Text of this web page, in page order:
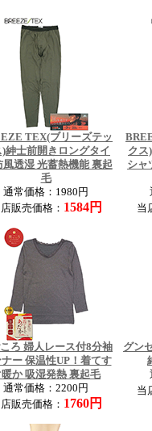
TEX(ブリーズテッ
)紳士前開きロングタイ
風透湿 光蓄熱機能 裏起
毛
通常価格：1980円
販売価格： 1584円
クス
シャ
当
ろ 婦人レース付8分袖
ナー 保温性UP！着てす
暖か 吸湿発熱 裏起毛
通常価格：2200円
販売価格： 1760円
グン
当